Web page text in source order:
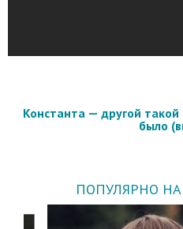
Константа — другой такой
было
ПОПУЛЯРНО